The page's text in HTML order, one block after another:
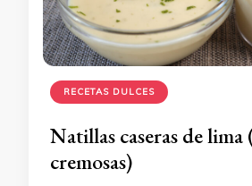
RECETAS DULCES
Natillas caseras de lima
cremosas)